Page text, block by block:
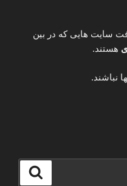
سایت هایی که در بین
هستند.
نباشند.
جستجو